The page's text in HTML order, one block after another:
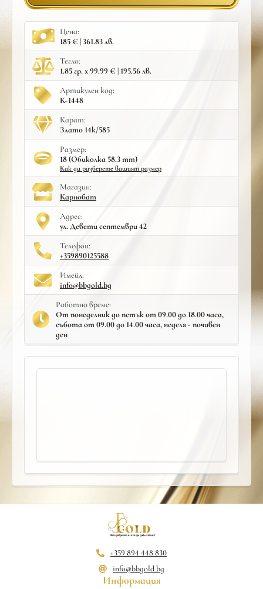
Цена:
185 € | 361.83 лв.
Тегло:
1.85 гр. x 99.99 € | 195.56 лв.
Артикулен код:
К-1448
Карат:
Злато 14к/585
Размер:
18 (Обиколка 58.3 mm)
Как да разберете вашият размер
Mагазин:
Карнобат
Адрес:
ул. Девети септември 42
Телефон:
+359890125588
Имейл:
info@bbgold.bg
Работно време:
От понеделник до петък от 09.00 до 18.00 часа,
събота от 09.00 до 14.00 часа, неделя - почивен
ден
+359 894 448 830
info@bbgold.bg
Информация